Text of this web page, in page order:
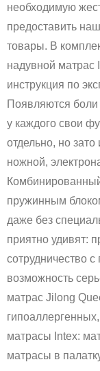
необходимую
предоставить
товары. В
надувной матрас
инструкция по
Появляются боли
у каждого свои
отдельно, но
ножной,
пружинным
даже без
приятно удивят:
сотрудничество
возможность
матрас Jilong
матрасы Intex:
матрасы в